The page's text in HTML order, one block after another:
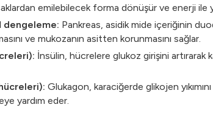
emilebilecek forma dönüşür ve enerji ile
dengeleme: Pankreas, asidik mide içeriğinin
ve mukozanın asitten korunmasını sağlar.
İnsülin, hücrelere glukoz girişini artırarak
Glukagon, karaciğerde glikojen
yardım eder.